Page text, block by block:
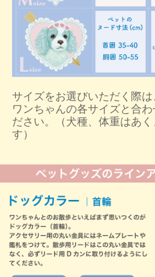
サイズをお選びいただく際
ワンちゃんの各サイズと合
ださい。（犬種、体重はあ
す）